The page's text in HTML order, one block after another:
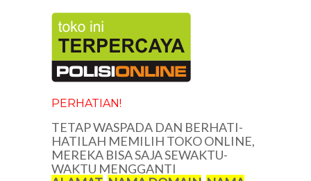
PERHATIAN!
TETAP WASPADA DAN BERHATI-
HATILAH MEMILIH TOKO ONLINE,
MEREKA BISA SAJA SEWAKTU-
WAKTU MENGGANTI